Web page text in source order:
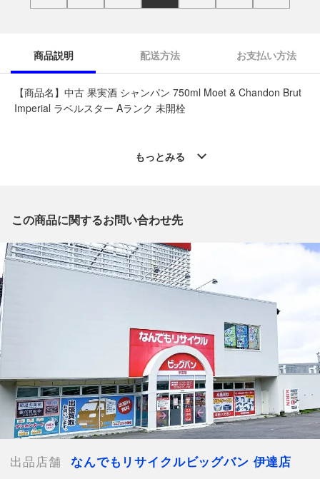
商品説明 配送方法 お支払い方法
【商品名】中古 果実酒 シャンパン 750ml Moet & Chandon Brut
Imperial ラベルスター Aランク 未開栓
※「なんでもリサイクルビッグバン 公式オンラインストアの出
電話番号：0142-21-3196
【栓・フィルムの状態】未開栓
【本数】1本
【付属品】なし
【ランク】Aランク
少々の使用感はあるが状態の良い中古品
【お酒状態】汚れ,ラベル剥がれ,ラベル汚れ
【使用予定配送業者】佐川急便 飛脚宅配便60サイズ
もっとみる
この商品に関するお問い合わせ先
出品店舗
なんでもリサイクルビッグバン 伊達店